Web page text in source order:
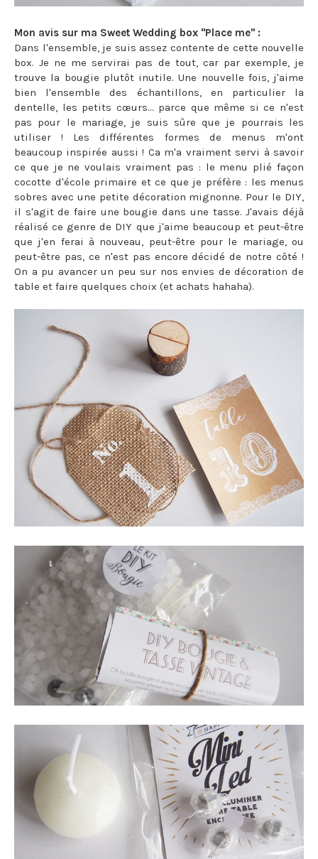
Mon avis sur ma Sweet Wedding box "Place me" :
Dans l'ensemble, je suis assez contente de cette nouvelle
box. Je ne me servirai pas de tout, car par exemple, je
trouve la bougie plutôt inutile. Une nouvelle fois, j'aime
bien l'ensemble des échantillons, en particulier la
dentelle, les petits cœurs... parce que même si ce n'est
pas pour le mariage, je suis sûre que je pourrais les
utiliser ! Les différentes formes de menus m'ont
beaucoup inspirée aussi ! Ca m'a vraiment servi à savoir
ce que je ne voulais vraiment pas : le menu plié façon
cocotte d'école primaire et ce que je préfère : les menus
sobres avec une petite décoration mignonne. Pour le DIY,
il s'agit de faire une bougie dans une tasse. J'avais déjà
réalisé ce genre de DIY que j'aime beaucoup et peut-être
que j'en ferai à nouveau, peut-être pour le mariage, ou
peut-être pas, ce n'est pas encore décidé de notre côté !
On a pu avancer un peu sur nos envies de décoration de
table et faire quelques choix (et achats hahaha).